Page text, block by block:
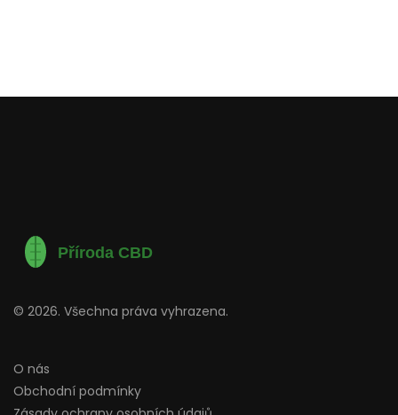
© 2026. Všechna práva vyhrazena.
O nás
Obchodní podmínky